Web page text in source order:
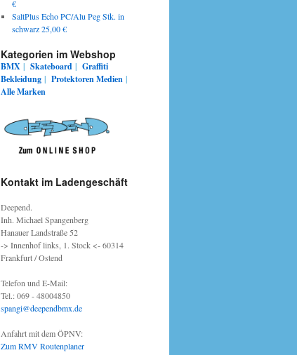
€
SaltPlus Echo PC/Alu Peg Stk. in
schwarz 25,00 €
Kategorien im Webshop
BMX | Skateboard | Graffiti
Bekleidung | ProtektorenMedien |
Alle Marken
Kontakt im Ladengeschäft
Deepend.
Inh. Michael Spangenberg
Hanauer Landstraße 52
-> Innenhof links, 1. Stock <- 60314
Frankfurt / Ostend
Telefon und E-Mail:
Tel.: 069 - 48004850
spangi@deependbmx.de
Anfahrt mit dem ÖPNV:
Zum RMV Routenplaner